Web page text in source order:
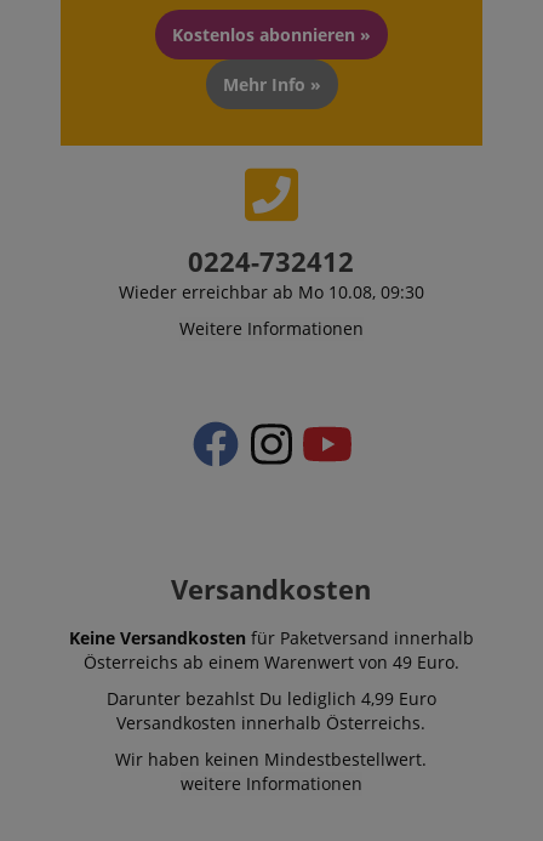
Kostenlos abonnieren »
Mehr Info »
0224-732412
Wieder erreichbar ab Mo 10.08, 09:30
Weitere Informationen
Versandkosten
Keine Versandkosten für Paketversand innerhalb
Österreichs ab einem Warenwert von 49 Euro.
Darunter bezahlst Du lediglich 4,99 Euro
Versandkosten innerhalb Österreichs.
Wir haben keinen Mindestbestellwert.
weitere Informationen